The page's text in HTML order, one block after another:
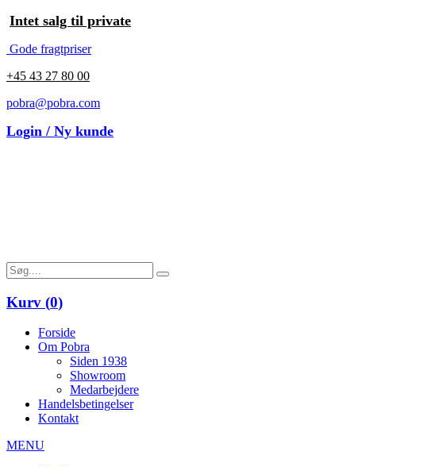
Intet salg til private
Gode fragtpriser
+45 43 27 80 00
pobra@pobra.com
Login / Ny kunde
Kurv (0)
Forside
Om Pobra
Siden 1938
Showroom
Medarbejdere
Handelsbetingelser
Kontakt
MENU